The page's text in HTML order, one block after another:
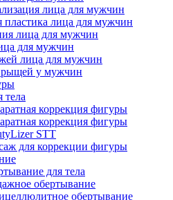
лица для мужчин
пластика лица для мужчин
лица для мужчин
для мужчин
лица для мужчин
у мужчин
тела
коррекция фигуры
коррекция фигуры
STT
для коррекции фигуры
для тела
обертывание
обертывание